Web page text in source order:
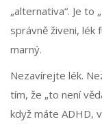
„alternativa“. Je to
správně živeni, lék
marný.
Nezavírejte lék.
tím, že „to není
když máte ADHD,